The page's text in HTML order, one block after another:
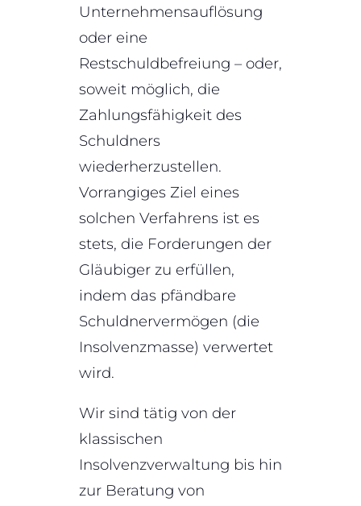
Unternehmensauflösung
oder eine
Restschuldbefreiung – oder,
soweit möglich, die
Zahlungsfähigkeit des
Schuldners
wiederherzustellen.
Vorrangiges Ziel eines
solchen Verfahrens ist es
stets, die Forderungen der
Gläubiger zu erfüllen,
indem das pfändbare
Schuldnervermögen (die
Insolvenzmasse) verwertet
wird.
Wir sind tätig von der
klassischen
Insolvenzverwaltung bis hin
zur Beratung von